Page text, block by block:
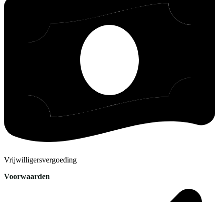
Vrijwilligersvergoeding
Voorwaarden